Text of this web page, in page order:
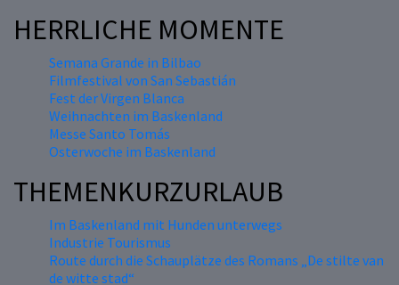
HERRLICHE MOMENTE
Semana Grande in Bilbao
Filmfestival von San Sebastián
Fest der Virgen Blanca
Weihnachten im Baskenland
Messe Santo Tomás
Osterwoche im Baskenland
THEMENKURZURLAUB
Im Baskenland mit Hunden unterwegs
Industrie Tourismus
Route durch die Schauplätze des Romans „De stilte van
de witte stad“